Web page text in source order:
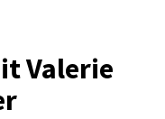
Valerie